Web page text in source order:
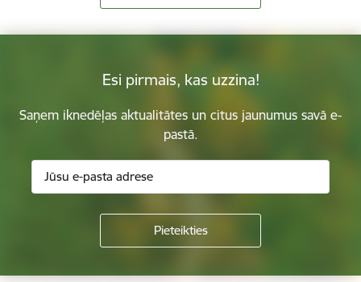
Esi pirmais, kas uzzina!
Saņem iknedēļas aktualitātes un citus jaunumus savā e-
pastā.